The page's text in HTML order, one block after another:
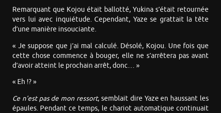
Remarquant que Kojou était ballotté, Yukina s’était retournée
vers lui avec inquiétude. Cependant, Yaze se grattait la tête
d’une manière insouciante.
« Je suppose que j’ai mal calculé. Désolé, Kojou. Une fois que
cette chose commence à bouger, elle ne s’arrêtera pas avant
d’avoir atteint le prochain arrêt, donc… »
« Eh !? »
Ce n’est pas de mon ressort, semblait dire Yaze en haussant les
épaules. Pendant ce temps, le chariot automatique continuait